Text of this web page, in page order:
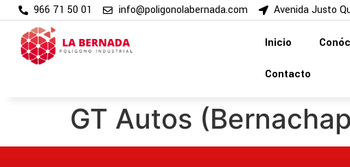
966 71 50 01 info@poligonolabernada.com Avenida Justo
Inicio
Contacto
GT Autos